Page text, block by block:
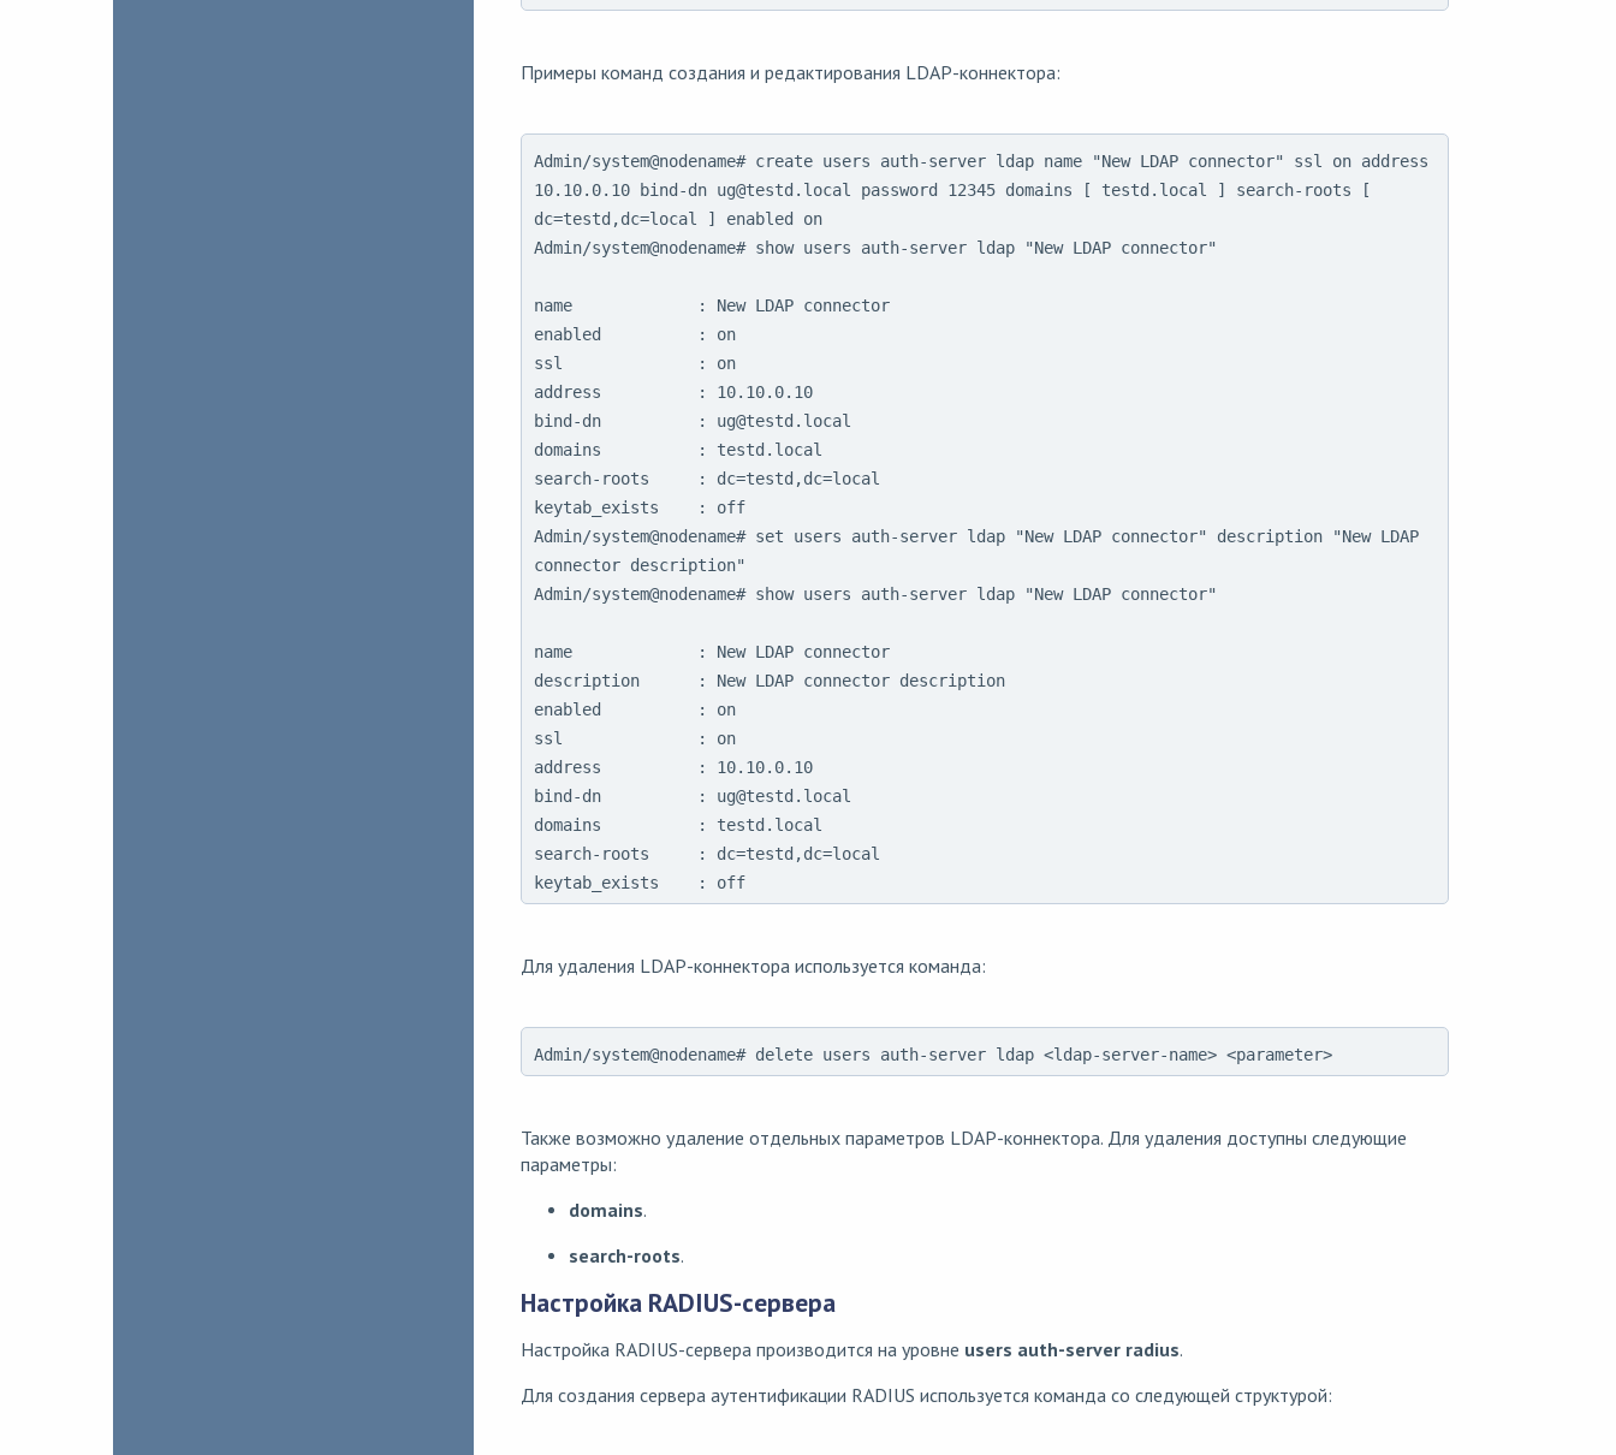
Примеры команд создания и редактирования LDAP-коннектора:
Admin/system@nodename# create users auth-server ldap name "New LDAP connector" ssl on address
10.10.0.10 bind-dn ug@testd.local password 12345 domains [ testd.local ] search-roots [
dc=testd,dc=local ] enabled on
Admin/system@nodename# show users auth-server ldap "New LDAP connector"
name             : New LDAP connector
enabled          : on
ssl              : on
address          : 10.10.0.10
bind-dn          : ug@testd.local
domains          : testd.local
search-roots     : dc=testd,dc=local
keytab_exists    : off
Admin/system@nodename# set users auth-server ldap "New LDAP connector" description "New LDAP
connector description"
Admin/system@nodename# show users auth-server ldap "New LDAP connector"
name             : New LDAP connector
description      : New LDAP connector description
enabled          : on
ssl              : on
address          : 10.10.0.10
bind-dn          : ug@testd.local
domains          : testd.local
search-roots     : dc=testd,dc=local
keytab_exists    : off
Для удаления LDAP-коннектора используется команда:
Admin/system@nodename# delete users auth-server ldap <ldap-server-name> <parameter>
Также возможно удаление отдельных параметров LDAP-коннектора. Для удаления доступны следующие
параметры:
domains.
search-roots.
Настройка RADIUS-сервера
Настройка RADIUS-сервера производится на уровне users auth-server radius.
Для создания сервера аутентификации RADIUS используется команда со следующей структурой: